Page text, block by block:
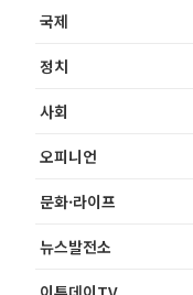
국제
정치
사회
오피니언
문화·라이프
뉴스발전소